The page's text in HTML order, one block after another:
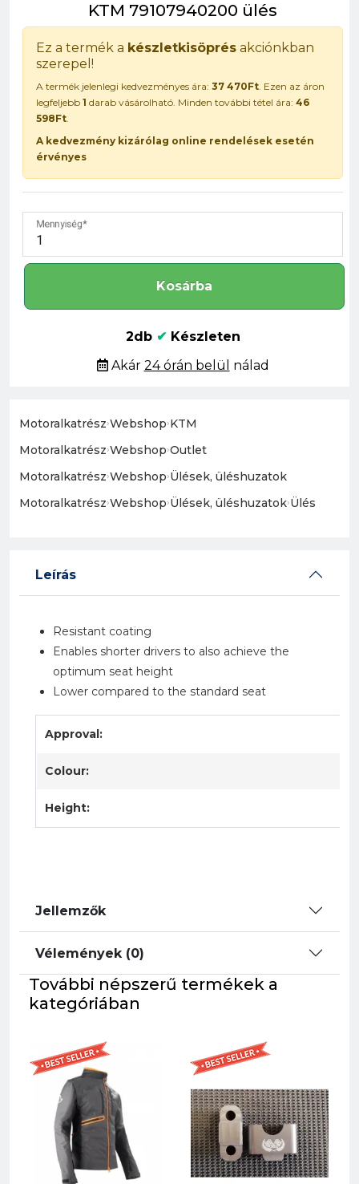
KTM 79107940200 ülés
Ez a termék a készletkisöprés akciónkban
szerepel!
A termék jelenlegi kedvezményes ára: 37 470Ft. Ezen az áron
legfeljebb 1 darab vásárolható. Minden további tétel ára: 46
598Ft.
A kedvezmény kizárólag online rendelések esetén
érvényes
Mennyiség
Kosárba
2db ✔ Készleten
Akár 24 órán belül nálad
Motoralkatrész›Webshop›KTM
Motoralkatrész›Webshop›Outlet
Motoralkatrész›Webshop›Ülések, üléshuzatok
Motoralkatrész›Webshop›Ülések, üléshuzatok›Ülés
Leírás
Resistant coating
Enables shorter drivers to also achieve the
optimum seat height
Lower compared to the standard seat
Approval:
Colour:
Height:
Jellemzők
Vélemények (0)
További népszerű termékek a
kategóriában